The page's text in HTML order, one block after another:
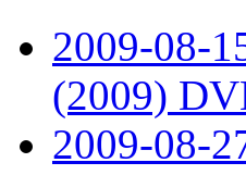
2009-08-
(2009)
2009-08-